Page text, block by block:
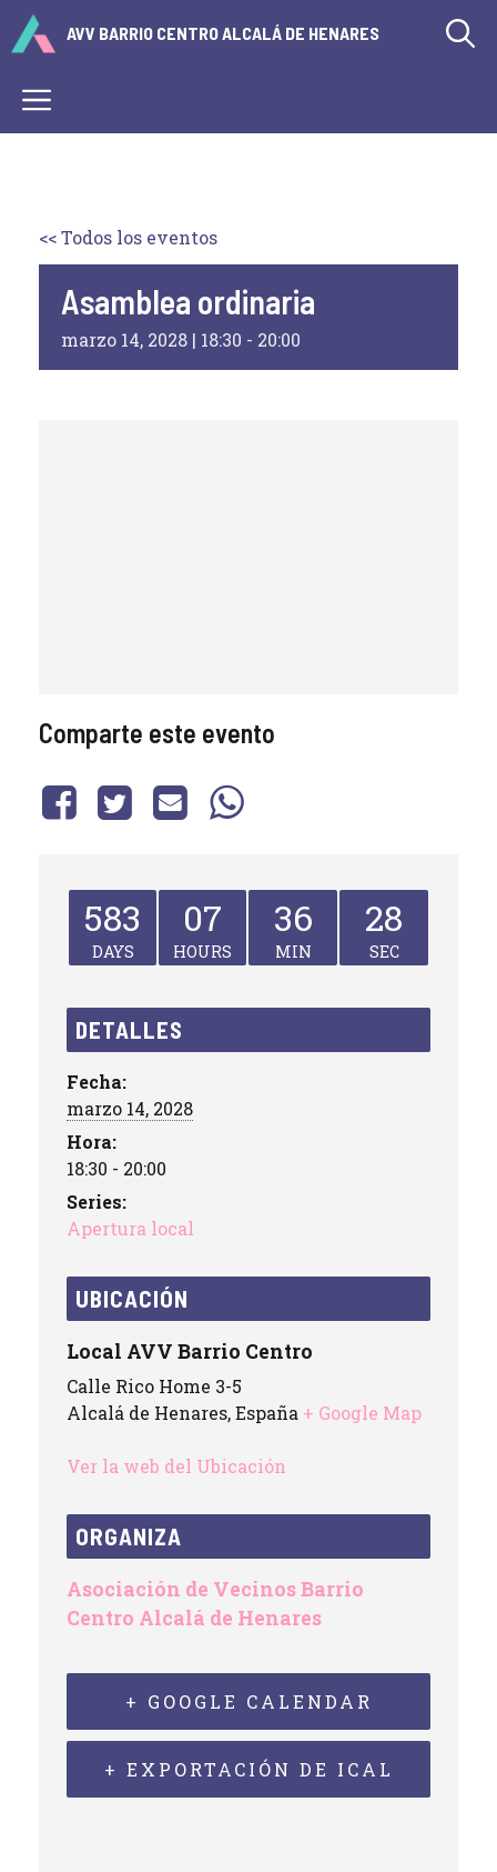
Saltar
AVV BARRIO CENTRO ALCALÁ DE HENARES
Menú
<< Todos los eventos
Asamblea ordinaria
marzo 14, 2028 | 18:30 - 20:00
Comparte este evento
583
DAYS
07
HOURS
36
MIN
28
SEC
DETALLES
Fecha:
marzo 14, 2028
Hora:
18:30 - 20:00
Series:
Apertura local
UBICACIÓN
Local AVV Barrio Centro
Calle Rico Home 3-5
Alcalá de Henares,España + Google Map
Ver la web del Ubicación
ORGANIZA
Asociación de Vecinos Barrio
Centro Alcalá de Henares
+ GOOGLE CALENDAR
+ EXPORTACIÓN DE ICAL